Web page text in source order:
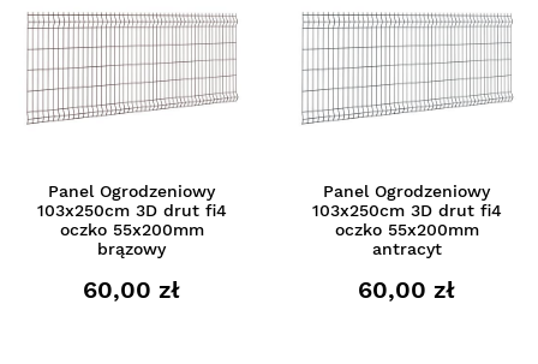
Panel Ogrodzeniowy
103x250cm 3D drut fi4
oczko 55x200mm
brązowy
60,00 zł
Panel Ogrodzeniowy
103x250cm 3D drut fi4
oczko 55x200mm
antracyt
60,00 zł